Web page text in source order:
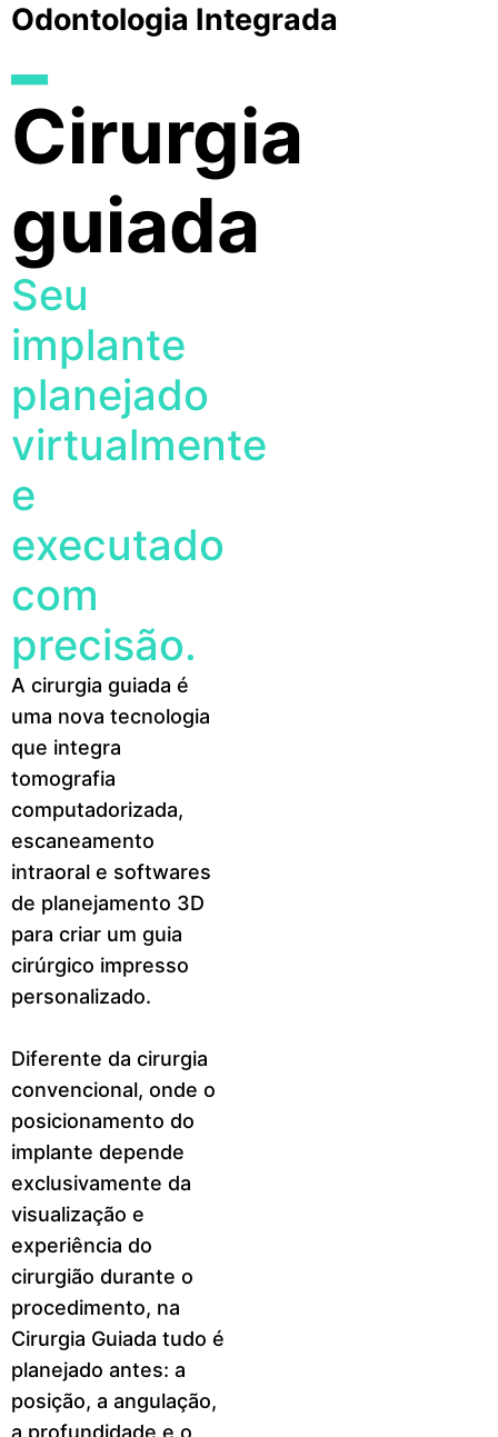
Odontologia Integrada
_
Cirurgia
guiada
Seu
implante
planejado
virtualmente
e
executado
com
precisão.
A cirurgia guiada é
uma nova tecnologia
que integra
tomografia
computadorizada,
escaneamento
intraoral e softwares
de planejamento 3D
para criar um guia
cirúrgico impresso
personalizado.
Diferente da cirurgia
convencional, onde o
posicionamento do
implante depende
exclusivamente da
visualização e
experiência do
cirurgião durante o
procedimento, na
Cirurgia Guiada tudo é
planejado antes: a
posição, a angulação,
a profundidade e o